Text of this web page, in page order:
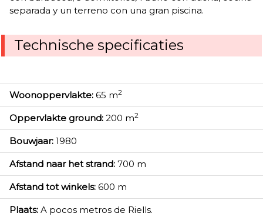
separada y un terreno con una gran piscina.
Technische specificaties
Woonoppervlakte: 65 m2
Oppervlakte ground: 200 m2
Bouwjaar: 1980
Afstand naar het strand: 700 m
Afstand tot winkels: 600 m
Plaats: A pocos metros de Riells.